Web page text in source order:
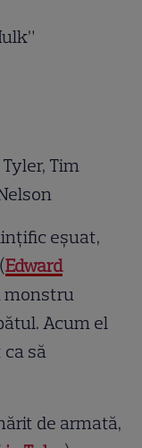
Tim
eşuat,
Edward
monstru
Acum el
să
de armată,